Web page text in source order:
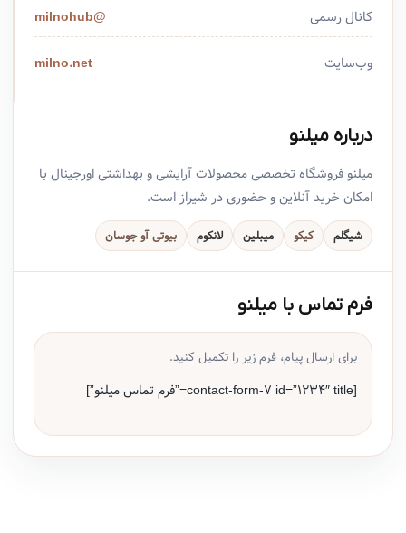
کانال رسمی @milnohub
وب‌سایت milno.net
درباره میلنو
میلنو فروشگاه تخصصی محصولات آرایشی و بهداشتی اورجینال با
امکان خرید آنلاین و حضوری در شیراز است.
شیگلم کیکو میبلین لانکوم بیوتی آو جوسان
فرم تماس با میلنو
برای ارسال پیام، فرم زیر را تکمیل کنید.
[contact-form-7 id=”1234″ title=”فرم تماس میلنو”]